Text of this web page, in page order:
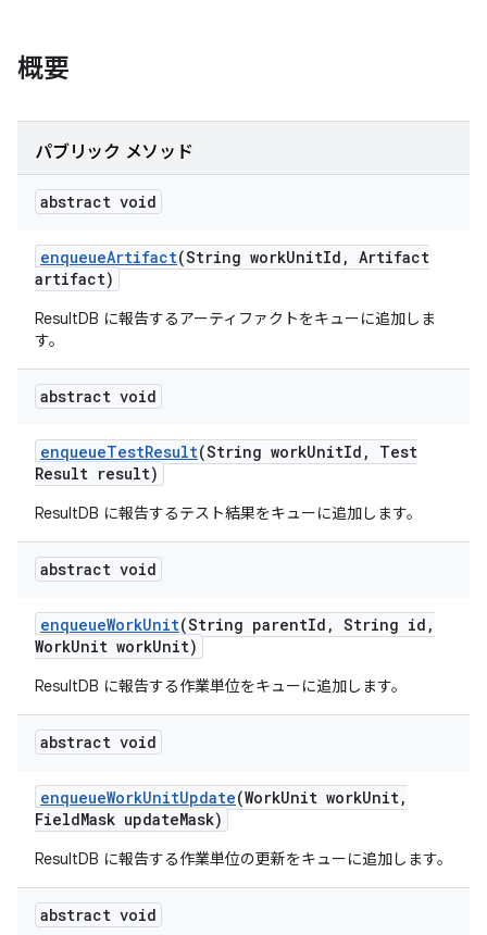
概要
パブリック メソッド
abstract void
enqueueArtifact(String workUnitId , Artifact
artifact)
ResultDB に報告するアーティファクトをキューに追加しま
す。
abstract void
enqueueTestResult(String workUnitId ,
Test
Result result)
ResultDB に報告するテスト結果をキューに追加します。
abstract void
enqueueWorkUnit(String parentId , String id ,
WorkUnit workUnit)
ResultDB に報告する作業単位をキューに追加します。
abstract void
enqueueWorkUnitUpdate(WorkUnit workUnit,
FieldMask updateMask)
ResultDB に報告する作業単位の更新をキューに追加します。
abstract void